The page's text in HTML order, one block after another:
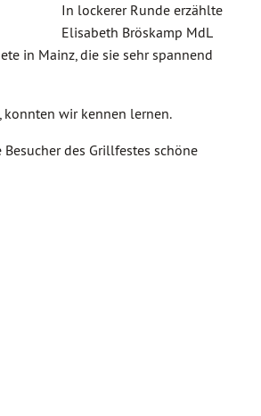
In lockerer Runde erzählte
Elisabeth Bröskamp MdL
in Mainz, die sie sehr spannend
konnten wir kennen lernen.
des Grillfestes schöne